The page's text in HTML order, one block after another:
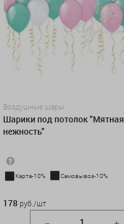
Воздушные шары
Шарики под потолок "Мятная
нежность"
Карта-10% Самовывоз-10%
178 руб./шт